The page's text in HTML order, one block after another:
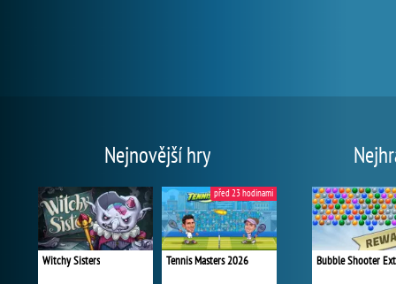
Nejnovější hry
Witchy Sisters Tennis Masters 2026
před 23 hodinami
Bubble Shooter